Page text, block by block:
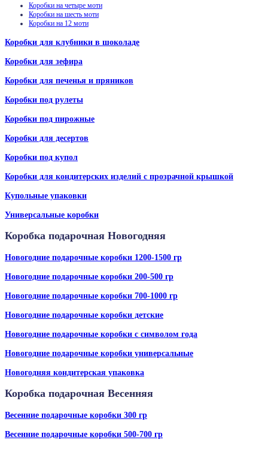
Коробки на четыре моти
Коробки на шесть моти
Коробки на 12 моти
Коробки для клубники в шоколаде
Коробки для зефира
Коробки для печенья и пряников
Коробки под рулеты
Коробки под пирожные
Коробки для десертов
Коробки под купол
Коробки для кондитерских изделий с прозрачной крышкой
Купольные упаковки
Универсальные коробки
Коробка подарочная Новогодняя
Новогодние подарочные коробки 1200-1500 гр
Новогодние подарочные коробки 200-500 гр
Новогодние подарочные коробки 700-1000 гр
Новогодние подарочные коробки детские
Новогодние подарочные коробки с символом года
Новогодние подарочные коробки универсальные
Новогодняя кондитерская упаковка
Коробка подарочная Весенняя
Весенние подарочные коробки 300 гр
Весенние подарочные коробки 500-700 гр